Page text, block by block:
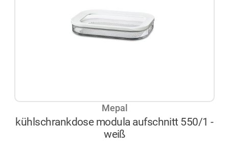
Mepal
kühlschrankdose modula aufschnitt 550/1 -
weiß